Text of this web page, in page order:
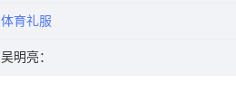
体育礼服
吴明亮：